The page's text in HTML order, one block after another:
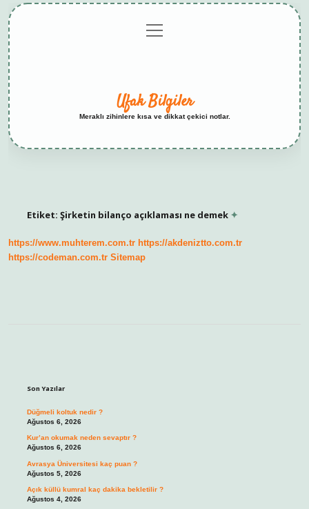
menüyü
aç
Ufak Bilgiler
Meraklı zihinlere kısa ve dikkat çekici notlar.
Etiket: Şirketin bilanço açıklaması ne demek
https://www.muhterem.com.tr https://akdeniztto.com.tr
https://codeman.com.tr Sitemap
Son Yazılar
Düğmeli koltuk nedir ?
Ağustos 6, 2026
Kur’an okumak neden sevaptır ?
Ağustos 6, 2026
Avrasya Üniversitesi kaç puan ?
Ağustos 5, 2026
Açık küllü kumral kaç dakika bekletilir ?
Ağustos 4, 2026